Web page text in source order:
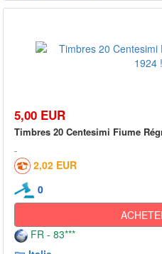
5,00 EUR
Timbres 20 Centesimi Fiume
2,02 EUR
0
FR - 83***